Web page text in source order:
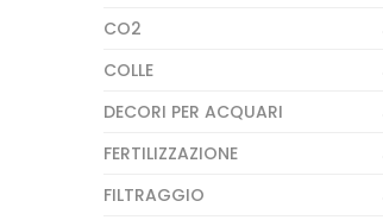
CO2
COLLE
DECORI PER ACQUARI
FERTILIZZAZIONE
FILTRAGGIO